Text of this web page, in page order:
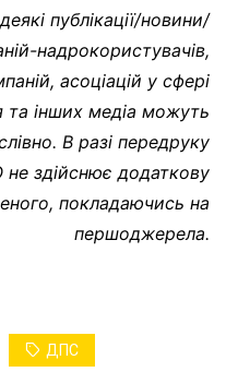
деякі публікації/новини/
надрокористувачів,
асоціацій у сфері
та інших медіа можуть
В разі передруку
не здійснює додаткову
покладаючись на
першоджерела.
ДПС